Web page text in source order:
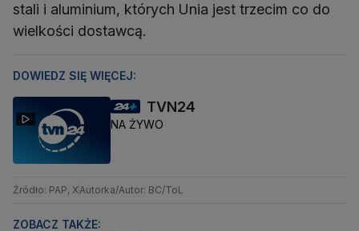
stali i aluminium, których Unia jest trzecim co do
wielkości dostawcą.
DOWIEDZ SIĘ WIĘCEJ:
TVN24
NA ŻYWO
Źródło: PAP, XAutorka/Autor: BC/ToL
ZOBACZ TAKŻE: